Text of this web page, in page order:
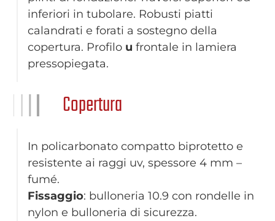
inferiori in tubolare. Robusti piatti
calandrati e forati a sostegno della
copertura. Profilo u frontale in lamiera
pressopiegata.
Copertura
In policarbonato compatto biprotetto e
resistente ai raggi uv, spessore 4 mm –
fumé.
Fissaggio: bulloneria 10.9 con rondelle in
nylon e bulloneria di sicurezza.